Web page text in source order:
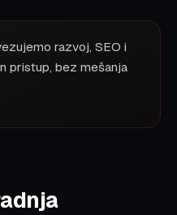
razvoj, SEO i
pristup, bez mešanja